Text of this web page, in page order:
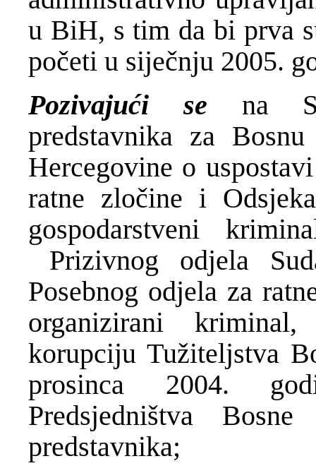
u BiH, s tim da bi prva
početi u siječnju 2005.
Pozivajući se na
predstavnika za
Hercegovine о
ratne zločine i
gospodarstveni
Prizivnog odjela
Posebnog odjela za
organizirani
korupciju Tužiteljstva
prosinca 2004.
Predsjedništva
predstavnika;